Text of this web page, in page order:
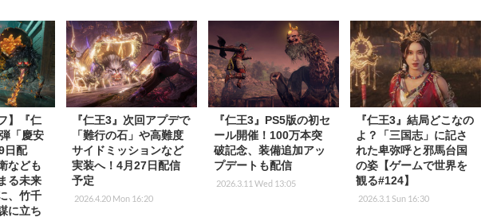
】『仁
「慶安
日配
なども
る未来
、竹千
に立ち
『仁王3』次回アプデで
「難行の石」や高難度
サイドミッションなど
実装へ！4月27日配信
予定
2026.4.20 Mon 16:20
『仁王3』PS5版の初セ
ール開催！100万本突
破記念、装備追加アッ
プデートも配信
2026.3.11 Wed 13:05
『仁王3』結局どこなの
よ？「三国志」に記さ
れた卑弥呼と邪馬台国
の姿【ゲームで世界を
観る#124】
2026.3.1 Sun 16:30